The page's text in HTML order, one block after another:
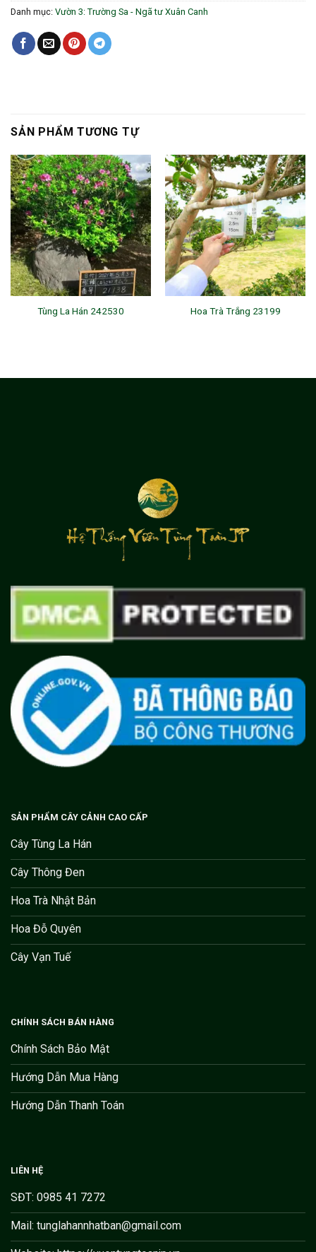
Danh mục: Vườn 3: Trường Sa - Ngã tư Xuân Canh
SẢN PHẨM TƯƠNG TỰ
Tùng La Hán 242530 Hoa Trà Trắng 23199
SẢN PHẨM CÂY CẢNH CAO CẤP
Cây Tùng La Hán
Cây Thông Đen
Hoa Trà Nhật Bản
Hoa Đỗ Quyên
Cây Vạn Tuế
CHÍNH SÁCH BÁN HÀNG
Chính Sách Bảo Mật
Hướng Dẫn Mua Hàng
Hướng Dẫn Thanh Toán
LIÊN HỆ
SĐT: 0985 41 7272
Mail: tunglahannhatban@gmail.com